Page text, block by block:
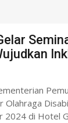
Olahraga
2024 di Hotel